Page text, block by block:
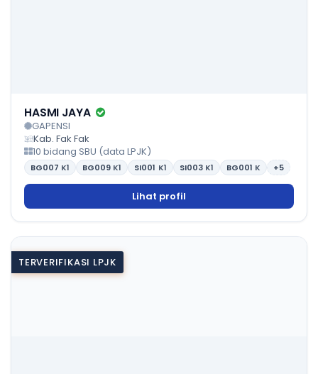
HASMI JAYA
GAPENSI
Kab. Fak Fak
10 bidang SBU (data LPJK)
BG007 K1 BG009 K1 SI001 K1 SI003 K1 BG001 K +5
Lihat profil
TERVERIFIKASI LPJK